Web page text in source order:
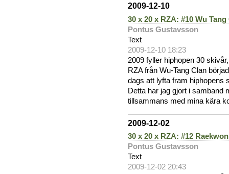
2009-12-10
30 x 20 x RZA: #10 Wu Tang
Pontus Gustavsson
Text
2009-12-10 18:23
2009 fyller hiphopen 30
RZA från Wu-Tang Clan
dags att lyfta fram hiphopens
Detta har jag gjort i samband
tillsammans med mina kära
2009-12-02
30 x 20 x RZA: #12 Raekwon
Pontus Gustavsson
Text
2009-12-02 20:43